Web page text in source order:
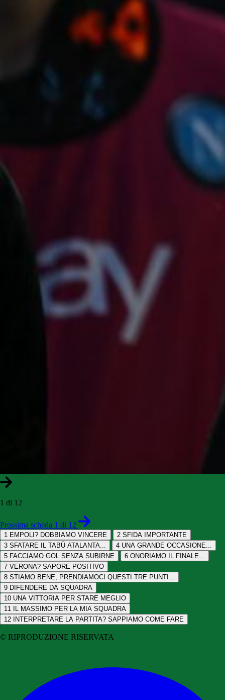
1 di 12
Prossima scheda 1 di 12
1 EMPOLI? DOBBIAMO VINCERE 2 SFIDA IMPORTANTE
3 SFATARE IL TABÙ ATALANTA... 4 UNA GRANDE OCCASIONE...
5 FACCIAMO GOL SENZA SUBIRNE 6 ONORIAMO IL FINALE...
7 VERONA? SAPORE POSITIVO
8 STIAMO BENE, PRENDIAMOCI QUESTI TRE PUNTI...
9 DIFENDERE DA SQUADRA
10 UNA VITTORIA PER STARE MEGLIO
11 IL MASSIMO PER LA MIA SQUADRA
12 INTERPRETARE LA PARTITA? SAPPIAMO COME FARE
© RIPRODUZIONE RISERVATA